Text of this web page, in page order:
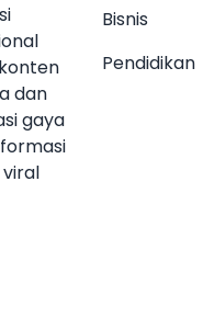
dan
gaya
Bisnis
Pendidikan